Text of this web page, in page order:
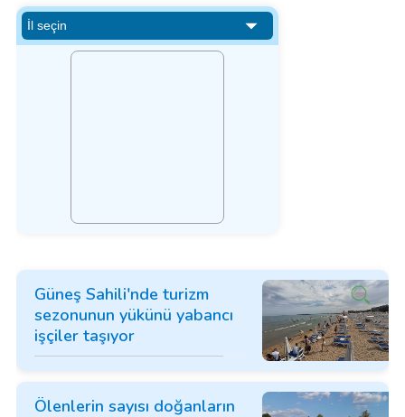
Güneş Sahili'nde turizm
sezonunun yükünü yabancı
işçiler taşıyor
Ölenlerin sayısı doğanların